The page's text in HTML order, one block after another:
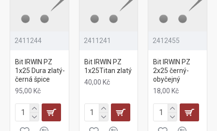
2411244
Bit IRWIN PZ
1x25 Dura zlatý-
černá špice
95,00 Kč
2411241
Bit IRWIN PZ
1x25Titan zlatý
40,00 Kč
2412455
Bit IRWIN PZ
2x25 černý-
obyčejný
18,00 Kč